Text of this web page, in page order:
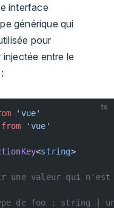
interface
générique qui
pour
entre le
ts
'vue'
from 'vue'
<string>
une valeur qui n'est
de foo : string |